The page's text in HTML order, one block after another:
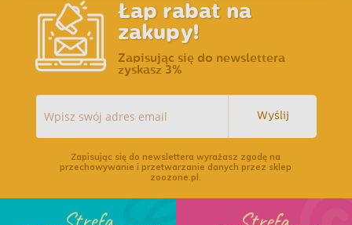
Łap rabat na
zakupy!
Zapisując się do newslettera
zyskasz 3%
Wyślij
Zapisując się do newslettera wyrażasz zgodę na
przechowywanie i przetwarzanie danych przez sklep
zoozone.pl.